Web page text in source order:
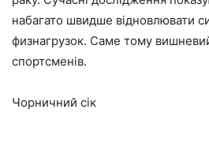
набагато швидше відновлювати
физнагрузок. Саме тому
спортсменів.
Чорничний сік